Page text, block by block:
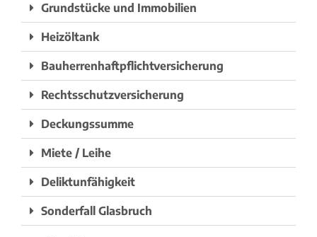
Grundstücke und Immobilien
Heizöltank
Bauherrenhaftpflichtversicherung
Rechtsschutzversicherung
Deckungssumme
Miete / Leihe
Deliktunfähigkeit
Sonderfall Glasbruch